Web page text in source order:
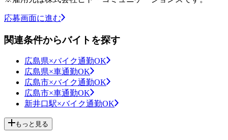
応募画面に進む
関連条件からバイトを探す
広島県×バイク通勤OK
広島県×車通勤OK
広島市×バイク通勤OK
広島市×車通勤OK
新井口駅×バイク通勤OK
もっと見る